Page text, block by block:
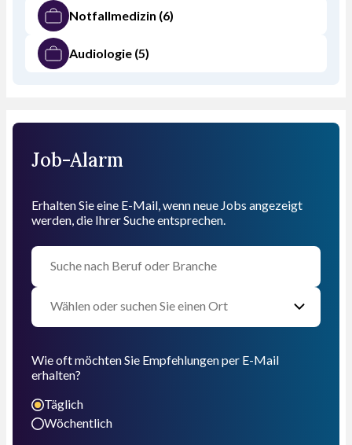
Notfallmedizin (6)
Audiologie (5)
Job-Alarm
Erhalten Sie eine E-Mail, wenn neue Jobs angezeigt
werden, die Ihrer Suche entsprechen.
Wie oft möchten Sie Empfehlungen per E-Mail
erhalten?
Täglich
Wöchentlich